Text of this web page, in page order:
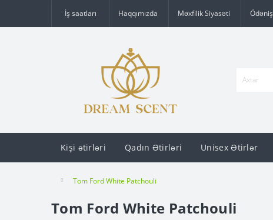
İş saatları Haqqımızda Məxfilik Siyasəti Ödəniş
Kişi ətirləri Qadın Ətirləri Unisex Ətirlər
Tom Ford White Patchouli
Tom Ford White Patchouli